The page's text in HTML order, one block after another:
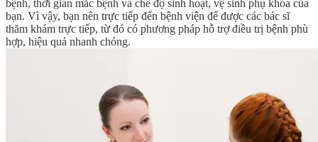
bệnh, thời gian mắc bệnh và chế độ sinh hoạt, vệ sinh phụ khoa của
bạn. Vì vậy, bạn nên trực tiếp đến bệnh viện để được các bác sĩ
thăm khám trực tiếp, từ đó có phương pháp hỗ trợ điều trị bệnh phù
hợp, hiệu quả nhanh chóng.